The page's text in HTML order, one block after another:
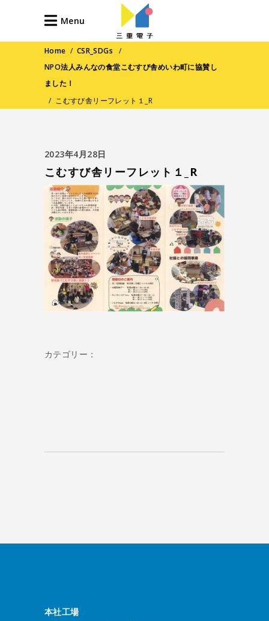
Menu
Home / CSR_SDGs
/
NPO法人みんなの食堂こむすび舎めいわ町に協賛し
ました！
/ こむすび舎リーフレット１_R
2023年4月28日
こむすび舎リーフレット１_R
カテゴリー：
本社工場